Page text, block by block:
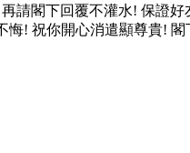
請閣下回覆不灌水! 保證好
悔! 祝你開心消遣顯尊貴! 閣